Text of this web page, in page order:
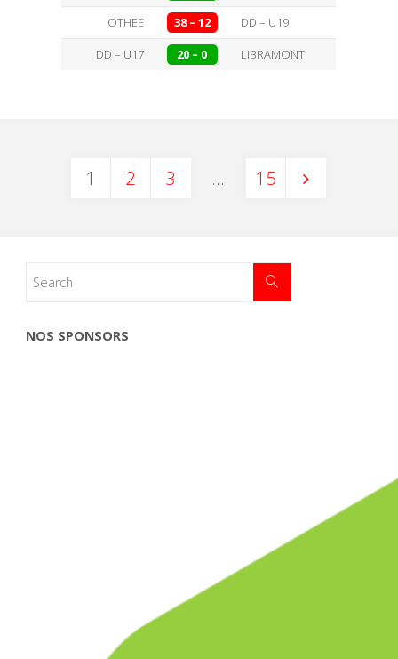
OTHEE
38 – 12
DD – U19
DD – U17
20 – 0 LIBRAMONT
1 2 3 … 15
NOS SPONSORS